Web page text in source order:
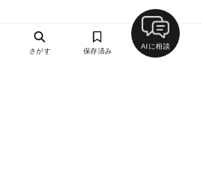
さがす 保存済み
AIに相談